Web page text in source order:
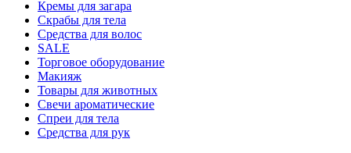
Кремы для загара
Скрабы для тела
Средства для волос
SALE
Торговое оборудование
Макияж
Товары для животных
Свечи ароматические
Спреи для тела
Средства для рук